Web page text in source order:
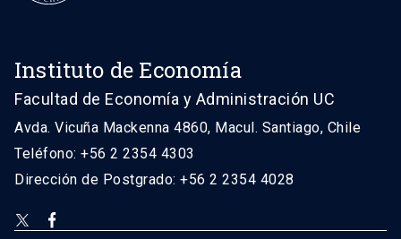
Instituto de Economía
Facultad de Economía y Administración UC
Avda. Vicuña Mackenna 4860, Macul. Santiago, Chile
Teléfono: +56 2 2354 4303
Dirección de Postgrado: +56 2 2354 4028